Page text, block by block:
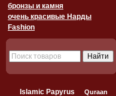
бронзы и камня
очень красивые Нарды
Fashion
Islamic Papyrus
Quraan